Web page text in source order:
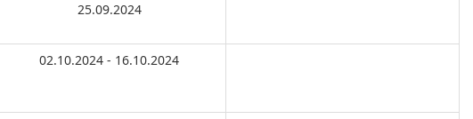
25.09.2024
02.10.2024 - 16.10.2024